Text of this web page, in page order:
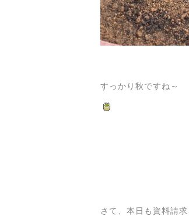
すっかり秋ですね～
さて、本日も資料請